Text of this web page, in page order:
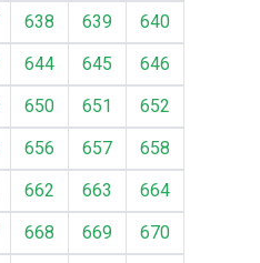
638 639
640
644 645
646
650 651
652
656 657
658
662 663
664
668 669
670